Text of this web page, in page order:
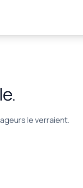
le verraient.